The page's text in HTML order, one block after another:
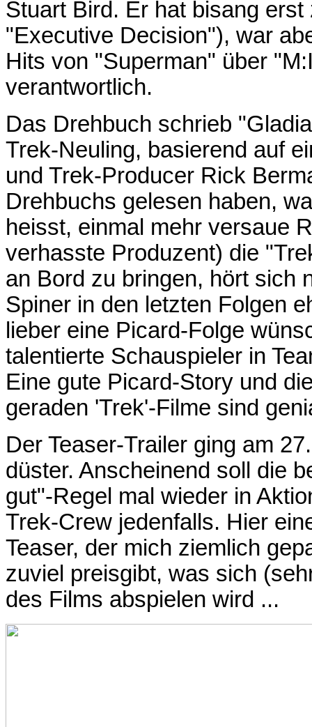
Stuart Bird. Er hat bisang
"Executive Decision"), war
Hits von "Superman" über
verantwortlich.
Das Drehbuch schrieb
Trek-Neuling, basierend auf
und Trek-Producer Rick
Drehbuchs gelesen haben,
heisst, einmal mehr versaue
verhasste Produzent) die
an Bord zu bringen, hört sich
Spiner in den letzten Folgen
lieber eine Picard-Folge
talentierte Schauspieler in
Eine gute Picard-Story und
geraden 'Trek'-Filme sind
Der Teaser-Trailer ging am
düster. Anscheinend soll die
gut"-Regel mal wieder in
Trek-Crew jedenfalls. Hier
Teaser, der mich ziemlich
zuviel preisgibt, was sich
des Films abspielen wird ...